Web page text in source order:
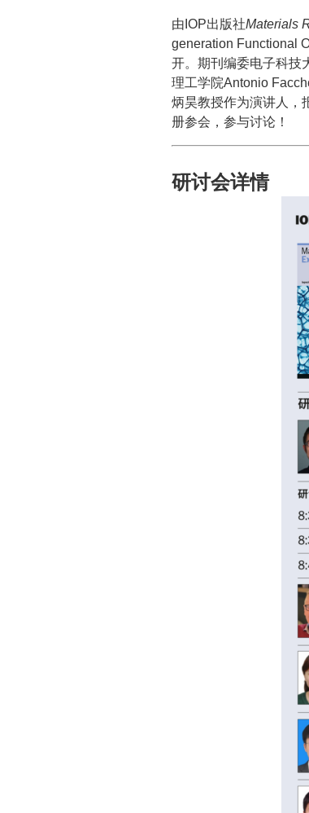
由IOP出版社Materials
generation Functional
开。期刊编委电子科技
理工学院Antonio
炳昊教授作为演讲人，
册参会，参与讨论！
研讨会详情